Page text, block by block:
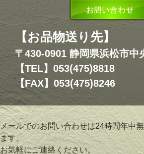
【お品物送り先】
〒430-0901 静岡県浜松市中
【TEL】053(475)8818
【FAX】053(475)8246
メールでのお問い合わせは24時間年中
ます。
お気軽にご連絡ください。